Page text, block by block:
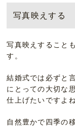
写真映えする
写真映えすること
す。
結婚式では必ずと
にとっての大切な
仕上げたいですよね
自然豊かで四季の